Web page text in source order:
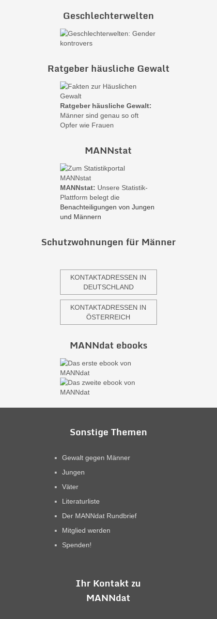
Geschlechterwelten
Ratgeber häusliche Gewalt
Ratgeber häusliche Gewalt:
Männer sind genau so oft
Opfer wie Frauen
MANNstat
MANNstat: Unsere Statistik-
Plattform belegt die
Benachteiligungen von Jungen
und Männern
Schutzwohnungen für Männer
KONTAKTADRESSEN IN
DEUTSCHLAND
KONTAKTADRESSEN IN
ÖSTERREICH
MANNdat ebooks
Sonstige Themen
Gewalt gegen Männer
Jungen
Väter
Literaturliste
Der MANNdat Rundbrief
Mitglied werden
Spenden!
Ihr Kontakt zu
MANNdat